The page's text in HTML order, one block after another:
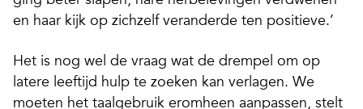
en haar kijk op zichzelf veranderde ten positieve.’
Het is nog wel de vraag wat de drempel om op
latere leeftijd hulp te zoeken kan verlagen. We
moeten het taalgebruik eromheen aanpassen, stelt